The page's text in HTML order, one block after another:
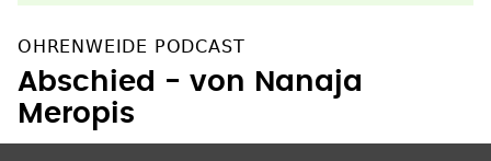
OHRENWEIDE PODCAST
Abschied - von Nanaja
Meropis